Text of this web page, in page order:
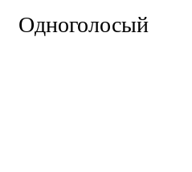
Одноголосый